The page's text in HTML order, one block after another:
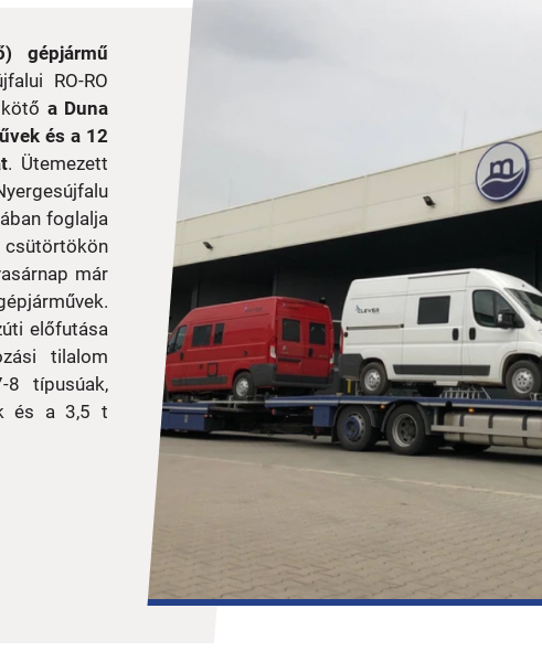
gépjármű
RO-RO
a Duna
és a 12
. Ütemezett
foglalja
csütörtökön
már
előfutása
tilalom
8 típusúak,
és a 3,5 t